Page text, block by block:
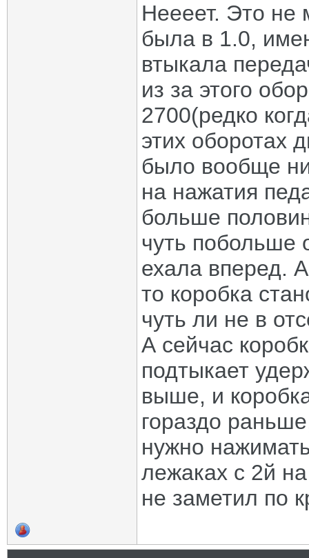
Неееет. Это
была в 1.0,
втыкала
из за этого
2700(редко
этих оборотах
было вообще
на нажатия
больше
чуть побольше
ехала вперед.
то коробка
чуть ли не в
А сейчас
подтыкает
выше, и
гораздо
нужно
лежаках с 2й
не заметил по